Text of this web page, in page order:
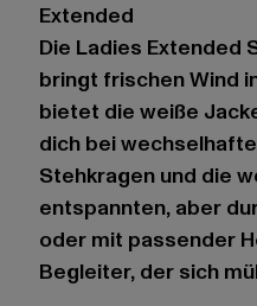
Extended
Die Ladies Extended
bringt frischen Wind
bietet die weiße
dich bei
Stehkragen und die
entspannten, aber
oder mit passender
Begleiter, der sich